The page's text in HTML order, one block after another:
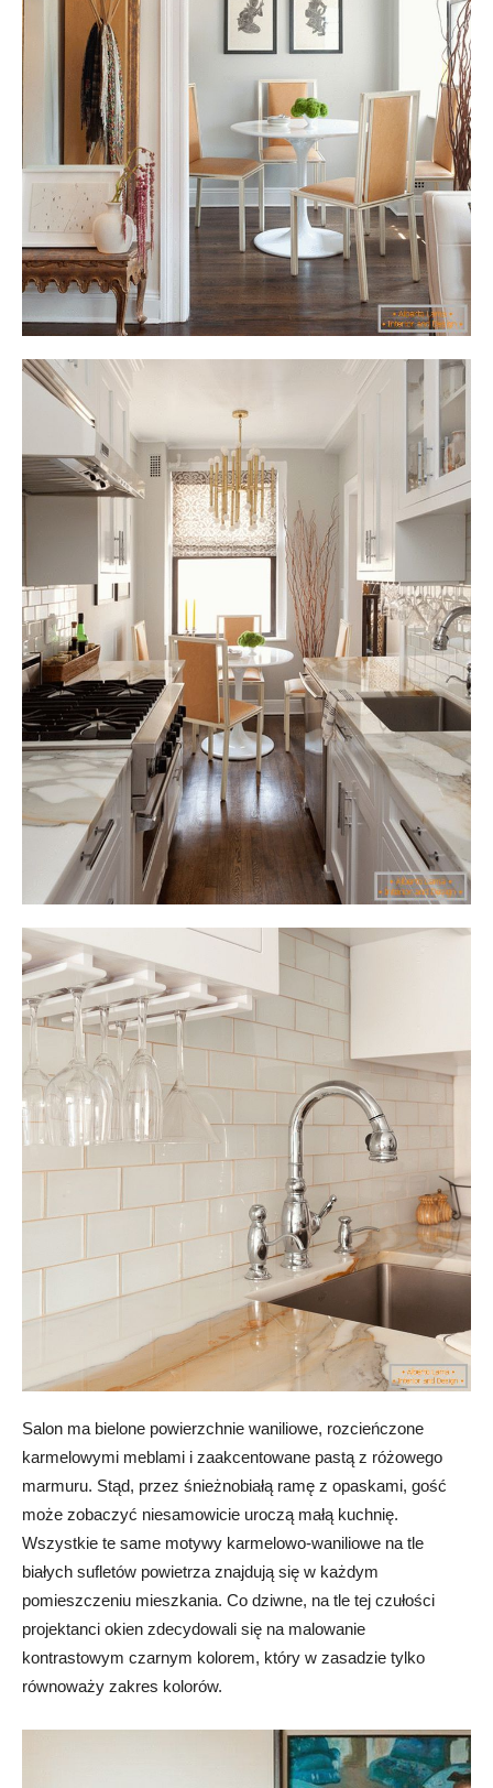
Salon ma bielone powierzchnie waniliowe, rozcieńczone
karmelowymi meblami i zaakcentowane pastą z różowego
marmuru. Stąd, przez śnieżnobiałą ramę z opaskami, gość
może zobaczyć niesamowicie uroczą małą kuchnię.
Wszystkie te same motywy karmelowo-waniliowe na tle
białych sufletów powietrza znajdują się w każdym
pomieszczeniu mieszkania. Co dziwne, na tle tej czułości
projektanci okien zdecydowali się na malowanie
kontrastowym czarnym kolorem, który w zasadzie tylko
równoważy zakres kolorów.